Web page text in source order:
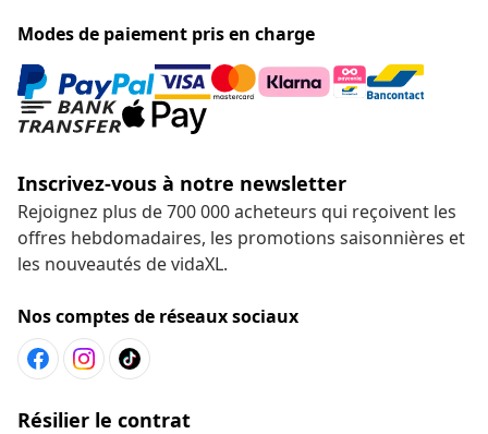
Modes de paiement pris en charge
Inscrivez-vous à notre newsletter
Rejoignez plus de 700 000 acheteurs qui reçoivent les
offres hebdomadaires, les promotions saisonnières et
les nouveautés de vidaXL.
Nos comptes de réseaux sociaux
Résilier le contrat